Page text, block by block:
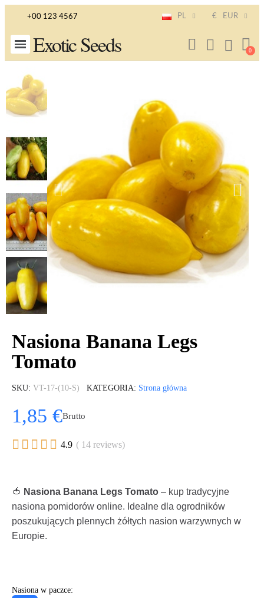
+00 123 4567 PL € EUR
Exotic Seeds
Nasiona Banana Legs
Tomato
SKU VT-17-(10-S) KATEGORIA Strona główna
1,85 €Brutto
     4.9 ( 14 reviews)
🍅 Nasiona Banana Legs Tomato – kup tradycyjne
nasiona pomidorów online. Idealne dla ogrodników
poszukujących plennych żółtych nasion warzywnych w
Europie.
Nasiona w paczce: